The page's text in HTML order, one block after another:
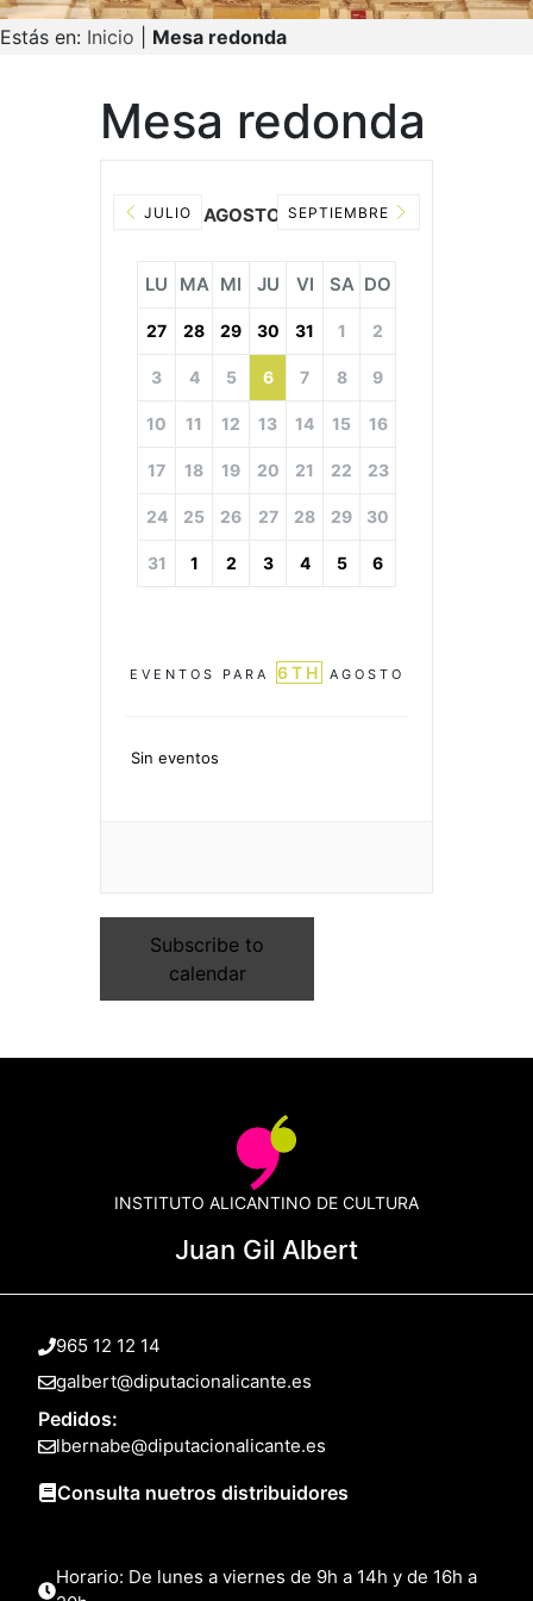
Estás en: Inicio Mesa redonda
Mesa redonda
JULIO AGOSTO 2026SEPTIEMBRE
LU MA MI JU VI SA DO
27 28 29 30 31 1 2
3 4 5 6 7 8 9
10 11 12 13 14 15 16
17 18 19 20 21 22 23
24 25 26 27 28 29 30
31 1 2 3 4 5 6
EVENTOS PARA 6TH AGOSTO
Sin eventos
Subscribe to
calendar
INSTITUTO ALICANTINO DE CULTURA
Juan Gil Albert
965 12 12 14
galbert@diputacionalicante.es
Pedidos:
lbernabe@diputacionalicante.es
Consulta nuetros distribuidores
Horario: De lunes a viernes de 9h a 14h y de 16h a